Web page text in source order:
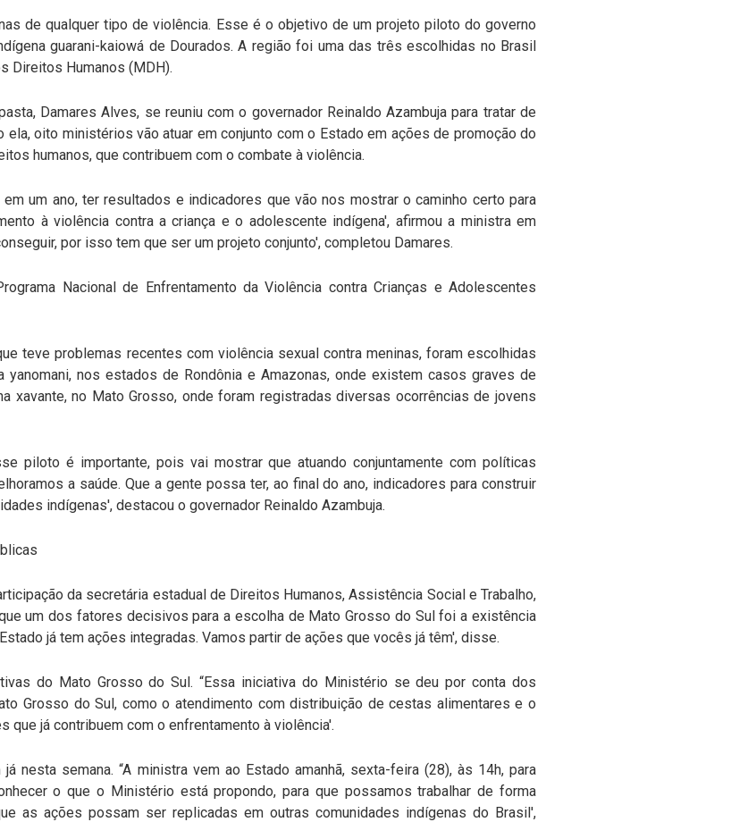
de qualquer tipo de violência. Esse é o objetivo de um projeto piloto do governo
guarani-kaiowá de Dourados. A região foi uma das três escolhidas no Brasil
Direitos Humanos (MDH).
Damares Alves, se reuniu com o governador Reinaldo Azambuja para tratar de
ela, oito ministérios vão atuar em conjunto com o Estado em ações de promoção do
humanos, que contribuem com o combate à violência.
um ano, ter resultados e indicadores que vão nos mostrar o caminho certo para
à violência contra a criança e o adolescente indígena', afirmou a ministra em
por isso tem que ser um projeto conjunto', completou Damares.
Nacional de Enfrentamento da Violência contra Crianças e Adolescentes
teve problemas recentes com violência sexual contra meninas, foram escolhidas
yanomani, nos estados de Rondônia e Amazonas, onde existem casos graves de
xavante, no Mato Grosso, onde foram registradas diversas ocorrências de jovens
piloto é importante, pois vai mostrar que atuando conjuntamente com políticas
a saúde. Que a gente possa ter, ao final do ano, indicadores para construir
indígenas', destacou o governador Reinaldo Azambuja.
da secretária estadual de Direitos Humanos, Assistência Social e Trabalho,
um dos fatores decisivos para a escolha de Mato Grosso do Sul foi a existência
já tem ações integradas. Vamos partir de ações que vocês já têm', disse.
do Mato Grosso do Sul. “Essa iniciativa do Ministério se deu por conta dos
Grosso do Sul, como o atendimento com distribuição de cestas alimentares e o
que já contribuem com o enfrentamento à violência'.
nesta semana. “A ministra vem ao Estado amanhã, sexta-feira (28), às 14h, para
o que o Ministério está propondo, para que possamos trabalhar de forma
as ações possam ser replicadas em outras comunidades indígenas do Brasil',